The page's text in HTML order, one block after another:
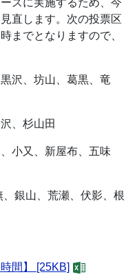
直します。次の投票区
までとなりますので、
沢、坊山、葛黒、竜
、杉山田
小又、新屋布、五味
銀山、荒瀬、伏影、根
間】 [25KB]